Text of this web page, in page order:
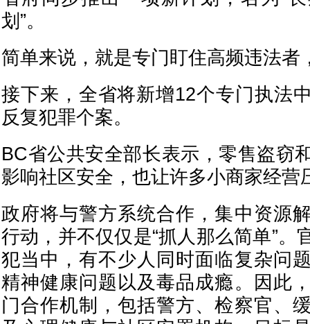
划”。
简单来说，就是专门盯住高频违法者
接下来，全省将新增12个专门执法
反复犯罪个案。
BC省公共安全部长表示，零售盗窃
影响社区安全，也让许多小商家经营
政府将与警方系统合作，集中资源
行动，并不仅仅是“抓人那么简单”。
犯当中，有不少人同时面临复杂问
精神健康问题以及毒品成瘾。因此
门合作机制，包括警方、检察官、